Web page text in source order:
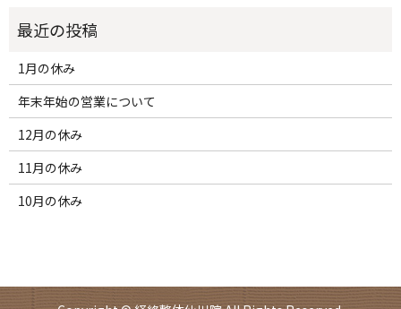
1月の休み
年末年始の営業について
12月の休み
11月の休み
10月の休み